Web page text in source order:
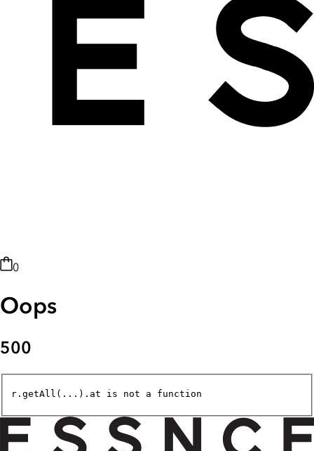
0
Oops
500
r.getAll(...).at is not a function